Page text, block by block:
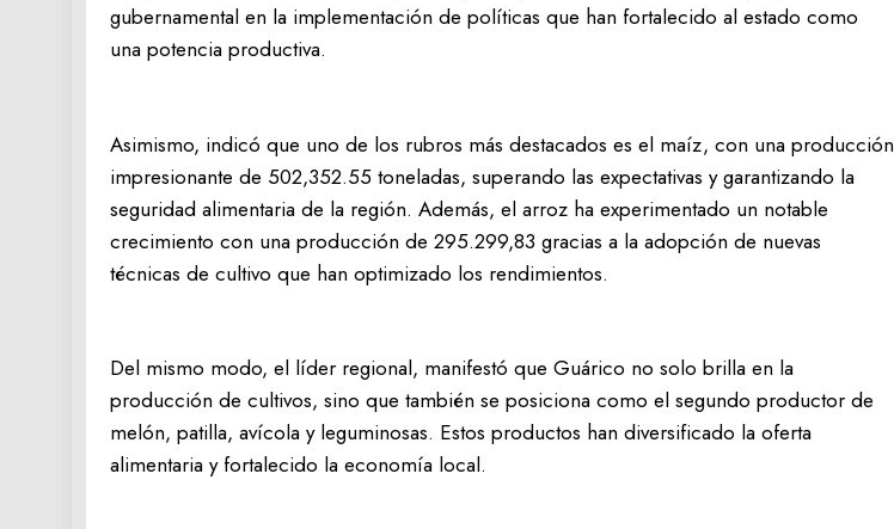
gubernamental en la implementación de políticas que han fortalecido al estado como
una potencia productiva.
Asimismo, indicó que uno de los rubros más destacados es el maíz, con una producción
impresionante de 502,352.55 toneladas, superando las expectativas y garantizando la
seguridad alimentaria de la región. Además, el arroz ha experimentado un notable
crecimiento con una producción de 295.299,83 gracias a la adopción de nuevas
técnicas de cultivo que han optimizado los rendimientos.
Del mismo modo, el líder regional, manifestó que Guárico no solo brilla en la
producción de cultivos, sino que también se posiciona como el segundo productor de
melón, patilla, avícola y leguminosas. Estos productos han diversificado la oferta
alimentaria y fortalecido la economía local.